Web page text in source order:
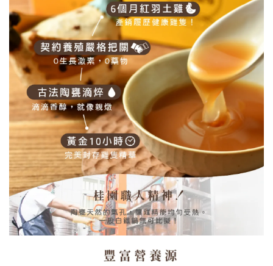
【如需貨到付款 務必選購】代收款專用
NT$ 30
- +